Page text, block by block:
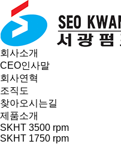
회사소개
CEO인사말
회사연혁
조직도
찾아오시는길
제품소개
SKHT 3500 rpm
SKHT 1750 rpm